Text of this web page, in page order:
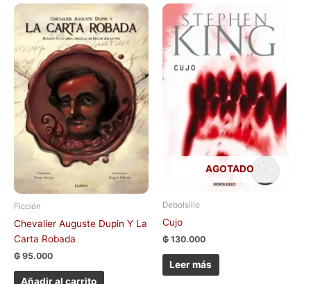
Ficción
Chevalier Auguste Dupin Y La
Carta Robada
₲ 95.000
Añadir al carrito
AGOTADO
Debolsillo
Cujo
₲ 130.000
Leer más